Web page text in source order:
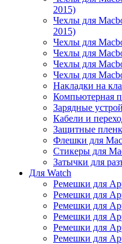
2015)
Чехлы для
2015)
Чехлы для
Чехлы для
Чехлы для
Чехлы для
Накладки на
Компьютерная
Зарядные
Кабели и
Защитные
Флешки для
Стикеры для
Затычки для
Для Watch
Ремешки для
Ремешки для
Ремешки для
Ремешки для
Ремешки для
Ремешки для